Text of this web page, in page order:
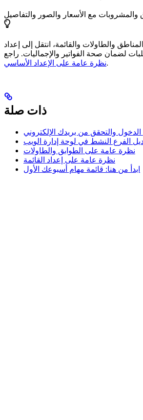
والطاولات والقائمة، انتقل إلى إعداد
لضمان صحة الفواتير والإجماليات. راجع
نظرة عامة على الإعداد الأساسي.
ذات صلة
والتحقق من بريدك الإلكتروني
الفرع النشط في لوحة إدارة الويب
نظرة عامة على الطوابق والطاولات
نظرة عامة على إعداد القائمة
ابدأ من هنا: قائمة مهام أسبوعك الأول